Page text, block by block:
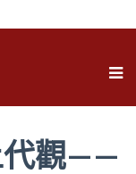
代觀——